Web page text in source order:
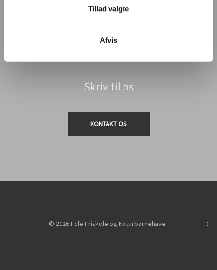
Tillad valgte
Afvis
Følg Fole Friskole
Følg Fole Naturbørnehave
Skriv til os
KONTAKT OS
© 2026 Fole Friskole og Naturbørnehave